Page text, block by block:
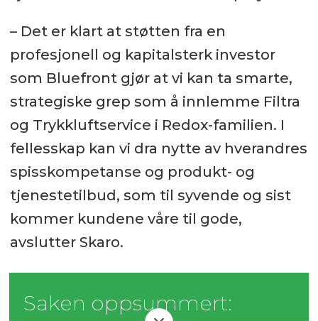
– Det er klart at støtten fra en
profesjonell og kapitalsterk investor
som Bluefront gjør at vi kan ta smarte,
strategiske grep som å innlemme Filtra
og Trykkluftservice i Redox-familien. I
fellesskap kan vi dra nytte av hverandres
spisskompetanse og produkt- og
tjenestetilbud, som til syvende og sist
kommer kundene våre til gode,
avslutter Skaro.
Saken oppsummert: